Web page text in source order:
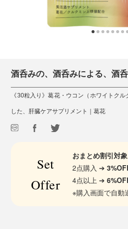
酒呑みの、酒呑みによる、酒
《30粒入り》葛花・ウコン（ホワイトク
した、肝臓ケアサプリメント｜葛花
Set
Offer
おまとめ割引対象
2点購入 ➔
4点以上 ➔
※購入画面で自動